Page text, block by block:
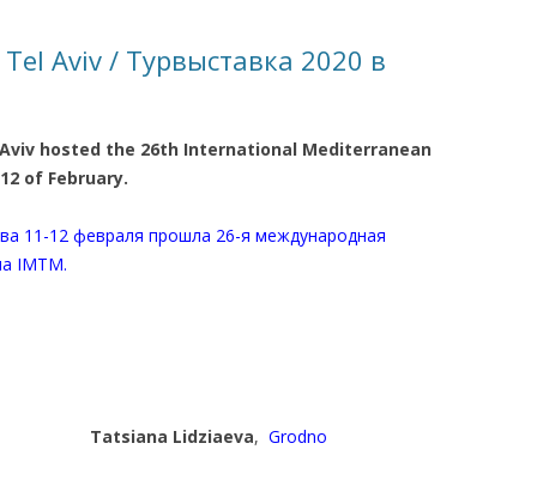
СЕЙЧАС
К СТАРОМУ
ОТЗЫВЫ, ПРЕДЛОЖЕНИЯ,
Aviv / Турвыставка 2020 в
hosted the 26th International Mediterranean
of February.
11-12 февраля прошла 26-я международная
IMTM.
Tatsiana Lidziaeva, Grodno